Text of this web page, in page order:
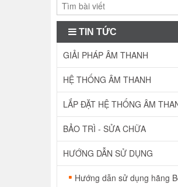
TIN TỨC
GIẢI PHÁP ÂM THANH
HỆ THỐNG ÂM THANH
LẮP ĐẶT HỆ THỐNG ÂM
BẢO TRÌ - SỬA CHỮA
HƯỚNG DẪN SỬ DỤNG
Hướng dẫn sử dụng hãng